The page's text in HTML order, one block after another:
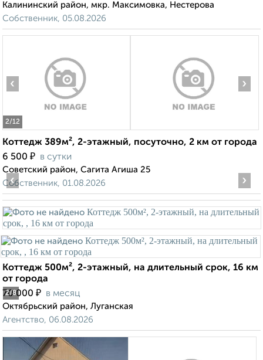
Калининский район, мкр. Максимовка, Нестерова
Собственник, 05.08.2026
2/12
‹ ›
Коттедж 389м², 2-этажный, посуточно, 2 км от города
6 500 ₽ в сутки
Советский район, Сагита Агиша 25
Собственник, 01.08.2026
2/8
‹ ›
Коттедж 500м², 2-этажный, на длительный срок, 16 км
от города
70 000 ₽ в месяц
Октябрьский район, Луганская
Агентство, 06.08.2026